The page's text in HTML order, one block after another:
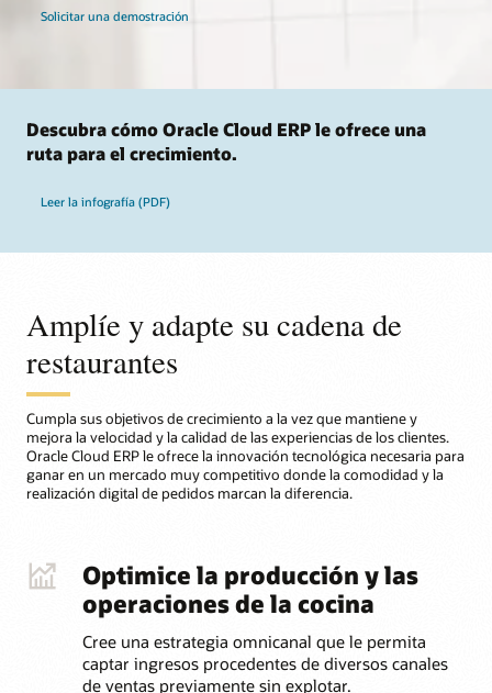
Solicitar una demostración
Descubra cómo Oracle Cloud ERP le ofrece una
ruta para el crecimiento.
Leer la infografía (PDF)
Amplíe y adapte su cadena de
restaurantes
Cumpla sus objetivos de crecimiento a la vez que mantiene y
mejora la velocidad y la calidad de las experiencias de los clientes.
Oracle Cloud ERP le ofrece la innovación tecnológica necesaria para
ganar en un mercado muy competitivo donde la comodidad y la
realización digital de pedidos marcan la diferencia.
Optimice la producción y las
operaciones de la cocina
Cree una estrategia omnicanal que le permita
captar ingresos procedentes de diversos canales
de ventas previamente sin explotar.